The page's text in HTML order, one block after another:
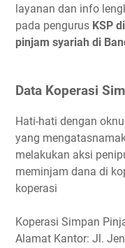
layanan dan info
pada pengurus KSP
pinjam syariah di
Data Koperasi
Hati-hati dengan
yang
melakukan aksi
meminjam dana di
koperasi
Koperasi Simpan
Alamat Kantor: Jl.